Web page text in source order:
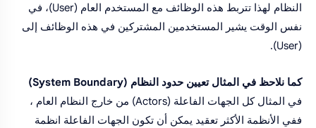
النظام لهذا تتربط هذه الوظائف مع المستخدم العام (User)، في
نفس الوقت يشير المستخدمين المشتركين في هذه الوظائف إلى
(User).
كما نلاحظ في المثال تعيين حدود النظام (System Boundary)
في المثال كل الجهات الفاعلة (Actors) من خارج النظام العام ،
ففي الأنظمة الأكثر تعقيد يمكن أن تكون الجهات الفاعلة انظمة